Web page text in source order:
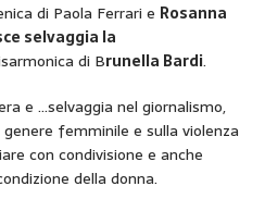
di Paola Ferrari e Rosanna
selvaggia la
di Brunella Bardi.
e …selvaggia nel giornalismo,
femminile e sulla violenza
con condivisione e anche
della donna.